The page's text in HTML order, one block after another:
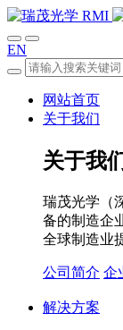
EN
网站首页
关于我们
关于我
瑞茂光学（
备的制造企
全球制造业
公司简介 企
解决方案